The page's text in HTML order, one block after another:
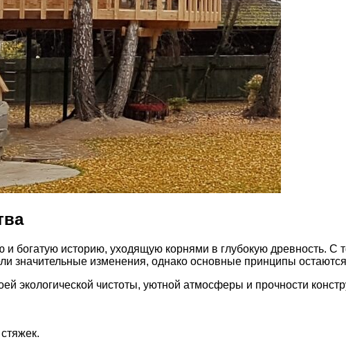
и богатую историю, уходящую корнями в глубокую древность.
значительные изменения, однако основные принципы
экологической чистоты, уютной атмосферы и прочности